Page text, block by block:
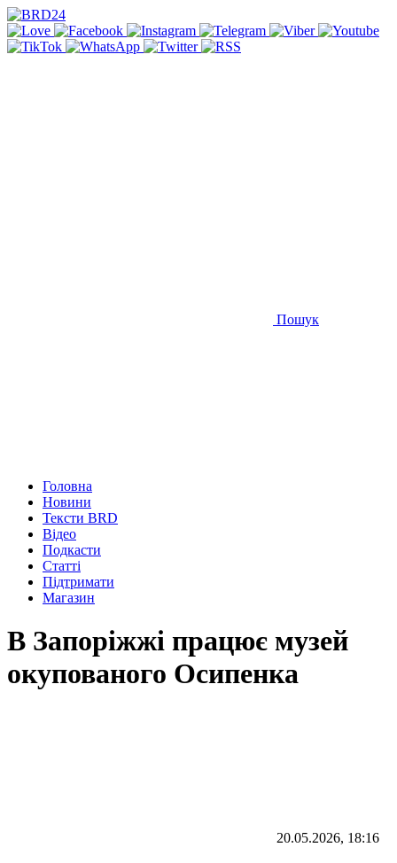
Пошук
Головна
Новини
Тексти BRD
Відео
Подкасти
Статті
Підтримати
Магазин
В Запоріжжі працює музей
окупованого Осипенка
20.05.2026, 18:16